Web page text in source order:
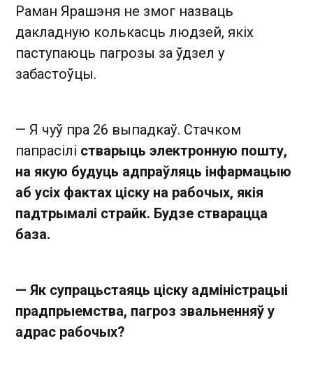
Раман Ярашэня не змог назваць
дакладную колькасць людзей, якіх
паступаюць пагрозы за ўдзел у
забастоўцы.
— Я чуў пра 26 выпадкаў. Стачком
папрасілі стварыць электронную пошту,
на якую будуць адпраўляць інфармацыю
аб усіх фактах ціску на рабочых, якія
падтрымалі страйк. Будзе стварацца
база.
— Як супрацьстаяць ціску адміністрацыі
прадпрыемства, пагроз звальненняў у
адрас рабочых?